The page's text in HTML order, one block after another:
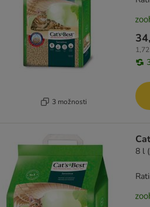
3 možnosti
8 l